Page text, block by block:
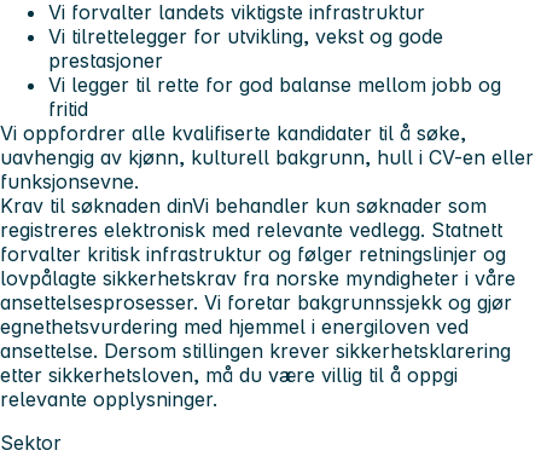
Vi forvalter landets viktigste infrastruktur
Vi tilrettelegger for utvikling, vekst og gode
prestasjoner
Vi legger til rette for god balanse mellom jobb og
fritid
Vi oppfordrer alle kvalifiserte kandidater til å søke,
uavhengig av kjønn, kulturell bakgrunn, hull i CV-en eller
funksjonsevne.
Krav til søknaden dinVi behandler kun søknader som
registreres elektronisk med relevante vedlegg. Statnett
forvalter kritisk infrastruktur og følger retningslinjer og
lovpålagte sikkerhetskrav fra norske myndigheter i våre
ansettelsesprosesser. Vi foretar bakgrunnssjekk og gjør
egnethetsvurdering med hjemmel i energiloven ved
ansettelse. Dersom stillingen krever sikkerhetsklarering
etter sikkerhetsloven, må du være villig til å oppgi
relevante opplysninger.
Sektor